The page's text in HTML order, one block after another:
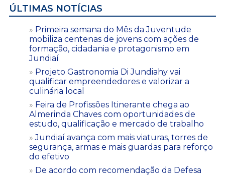
ÚLTIMAS NOTÍCIAS
Primeira semana do Mês da Juventude
mobiliza centenas de jovens com ações de
formação, cidadania e protagonismo em
Jundiaí
Projeto Gastronomia Di Jundiahy vai
qualificar empreendedores e valorizar a
culinária local
Feira de Profissões Itinerante chega ao
Almerinda Chaves com oportunidades de
estudo, qualificação e mercado de trabalho
Jundiaí avança com mais viaturas, torres de
segurança, armas e mais guardas para reforço
do efetivo
De acordo com recomendação da Defesa